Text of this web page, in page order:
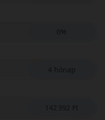
0%
4 hónap
142 392 Ft